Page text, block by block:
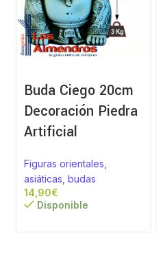
Buda Ciego 20cm
Decoración Piedra
Artificial
Figuras orientales,
asiáticas, budas
€
Disponible